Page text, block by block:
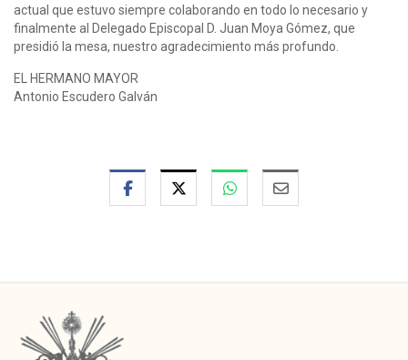
actual que estuvo siempre colaborando en todo lo necesario y
finalmente al Delegado Episcopal D. Juan Moya Gómez, que
presidió la mesa, nuestro agradecimiento más profundo.
EL HERMANO MAYOR
Antonio Escudero Galván